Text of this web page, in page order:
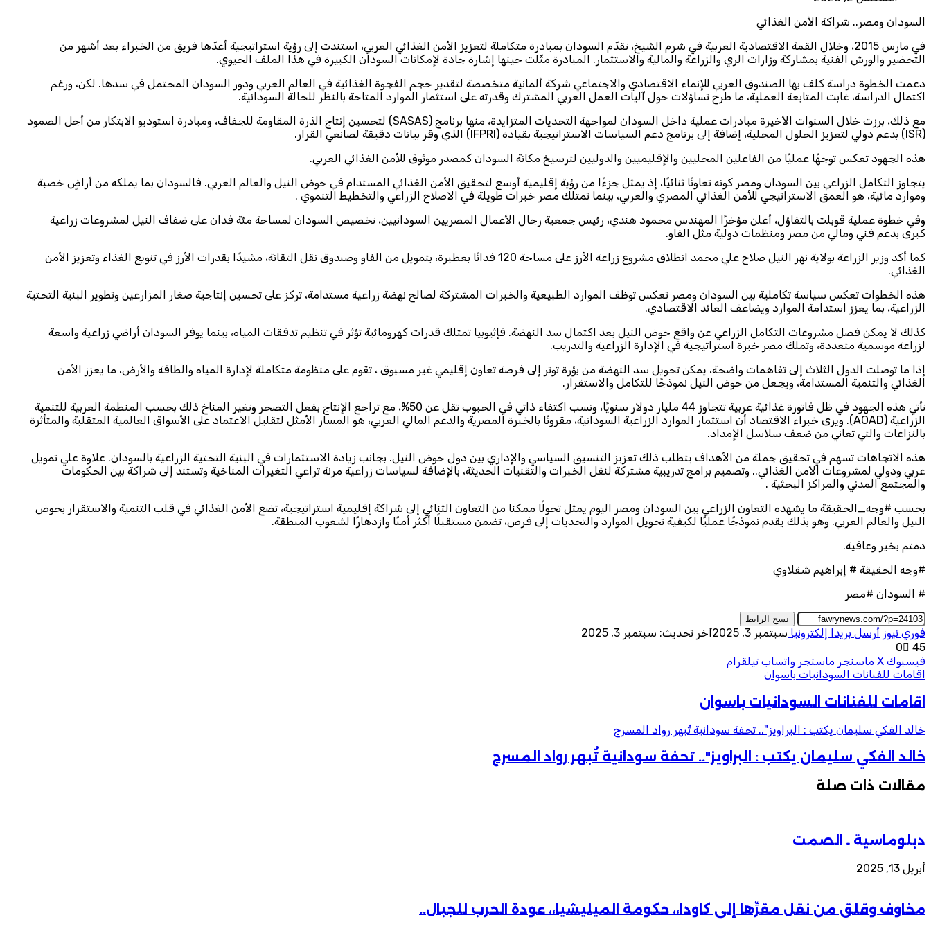
السودان ومصر.. شراكة الأمن الغذائي
في مارس 2015، وخلال القمة الاقتصادية العربية في شرم الشيخ، تقدّم السودان بمبادرة متكاملة لتعزيز الأمن الغذائي العربي، استندت إلى رؤية استراتيجية أعدّها فريق من الخبراء بعد أشهر من
التحضير والورش الفنية بمشاركة وزارات الري والزراعة والمالية والاستثمار. المبادرة مثّلت حينها إشارة جادة لإمكانات السودان الكبيرة في هذا الملف الحيوي.
دعمت الخطوة دراسة كلف بها الصندوق العربي للإنماء الاقتصادي والاجتماعي شركة ألمانية متخصصة لتقدير حجم الفجوة الغذائية في العالم العربي ودور السودان المحتمل في سدها. لكن، ورغم
اكتمال الدراسة، غابت المتابعة العملية، ما طرح تساؤلات حول آليات العمل العربي المشترك وقدرته على استثمار الموارد المتاحة بالنظر للحالة السودانية.
مع ذلك، برزت خلال السنوات الأخيرة مبادرات عملية داخل السودان لمواجهة التحديات المتزايدة، منها برنامج (SASAS) لتحسين إنتاج الذرة المقاومة للجفاف، ومبادرة استوديو الابتكار من أجل الصمود
(ISR) بدعم دولي لتعزيز الحلول المحلية، إضافة إلى برنامج دعم السياسات الاستراتيجية بقيادة (IFPRI) الذي وفّر بيانات دقيقة لصانعي القرار.
هذه الجهود تعكس توجهًا عمليًا من الفاعلين المحليين والإقليميين والدوليين لترسيخ مكانة السودان كمصدر موثوق للأمن الغذائي العربي.
يتجاوز التكامل الزراعي بين السودان ومصر كونه تعاونًا ثنائيًا، إذ يمثل جزءًا من رؤية إقليمية أوسع لتحقيق الأمن الغذائي المستدام في حوض النيل والعالم العربي. فالسودان بما يملكه من أراضٍ خصبة
وموارد مائية، هو العمق الاستراتيجي للأمن الغذائي المصري والعربي، بينما تمتلك مصر خبرات طويلة في الاصلاح الزراعي والتخطيط التنموي .
وفي خطوة عملية قوبلت بالتفاؤل، أعلن مؤخرًا المهندس محمود هندي، رئيس جمعية رجال الأعمال المصريين السودانيين، تخصيص السودان لمساحة مئة فدان على ضفاف النيل لمشروعات زراعية
كبرى بدعم فني ومالي من مصر ومنظمات دولية مثل الفاو.
كما أكد وزير الزراعة بولاية نهر النيل صلاح علي محمد انطلاق مشروع زراعة الأرز على مساحة 120 فدانًا بعطبرة، بتمويل من الفاو وصندوق نقل التقانة، مشيدًا بقدرات الأرز في تنويع الغذاء وتعزيز الأمن
الغذائي.
هذه الخطوات تعكس سياسة تكاملية بين السودان ومصر تعكس توظف الموارد الطبيعية والخبرات المشتركة لصالح نهضة زراعية مستدامة، تركز على تحسين إنتاجية صغار المزارعين وتطوير البنية التحتية
الزراعية، بما يعزز استدامة الموارد ويضاعف العائد الاقتصادي.
كذلك لا يمكن فصل مشروعات التكامل الزراعي عن واقع حوض النيل بعد اكتمال سد النهضة. فإثيوبيا تمتلك قدرات كهرومائية تؤثر في تنظيم تدفقات المياه، بينما يوفر السودان أراضي زراعية واسعة
لزراعة موسمية متعددة، وتملك مصر خبرة استراتيجية في الإدارة الزراعية والتدريب.
إذا ما توصلت الدول الثلاث إلى تفاهمات واضحة، يمكن تحويل سد النهضة من بؤرة توتر إلى فرصة تعاون إقليمي غير مسبوق ، تقوم على منظومة متكاملة لإدارة المياه والطاقة والأرض، ما يعزز الأمن
الغذائي والتنمية المستدامة، ويجعل من حوض النيل نموذجًا للتكامل والاستقرار.
تأتي هذه الجهود في ظل فاتورة غذائية عربية تتجاوز 44 مليار دولار سنويًا، ونسب اكتفاء ذاتي في الحبوب تقل عن 50%، مع تراجع الإنتاج بفعل التصحر وتغير المناخ ذلك بحسب المنظمة العربية للتنمية
الزراعية (AOAD). ويرى خبراء الاقتصاد أن استثمار الموارد الزراعية السودانية، مقرونًا بالخبرة المصرية والدعم المالي العربي، هو المسار الأمثل لتقليل الاعتماد على الأسواق العالمية المتقلبة والمتأثرة
بالنزاعات والتي تعاني من ضعف سلاسل الإمداد.
هذه الاتجاهات تسهم في تحقيق جملة من الأهداف يتطلب ذلك تعزيز التنسيق السياسي والإداري بين دول حوض النيل. بجانب زيادة الاستثمارات في البنية التحتية الزراعية بالسودان. علاوة علي تمويل
عربي ودولي لمشروعات الأمن الغذائي.. وتصميم برامج تدريبية مشتركة لنقل الخبرات والتقنيات الحديثة، بالإضافة لسياسات زراعية مرنة تراعي التغيرات المناخية وتستند إلى شراكة بين الحكومات
والمجتمع المدني والمراكز البحثية .
بحسب #وجه_الحقيقة ما يشهده التعاون الزراعي بين السودان ومصر اليوم يمثل تحولًا ممكنا من التعاون الثنائي إلى شراكة إقليمية استراتيجية، تضع الأمن الغذائي في قلب التنمية والاستقرار بحوض
النيل والعالم العربي. وهو بذلك يقدم نموذجًا عمليًا لكيفية تحويل الموارد والتحديات إلى فرص، تضمن مستقبلًا أكثر أمنًا وازدهارًا لشعوب المنطقة.
دمتم بخير وعافية.
#وجه الحقيقة # إبراهيم شقلاوي
# السودان #مصر
نسخ الرابط
فوري نيوز أرسل بريدا إلكترونيا سبتمبر 3, 2025
آخر تحديث: سبتمبر 3, 2025
0
45
فيسبوك ‫X ماسنجر ماسنجر واتساب تيلقرام
اقامات للفنانات السودانيات باسوان
اقامات للفنانات السودانيات باسوان
خالد الفكي سليمان يكتب : البراويز".. تحفة سودانية تُبهر رواد المسرح
خالد الفكي سليمان يكتب : البراويز".. تحفة سودانية تُبهر رواد المسرح
مقالات ذات صلة
دبلوماسية ـ الصمت
أبريل 13, 2025
مخاوف وقلق من نقل مقرِّها إلى كاودا،، حكومة الميليشيا،، عودة الحرب للجبال..